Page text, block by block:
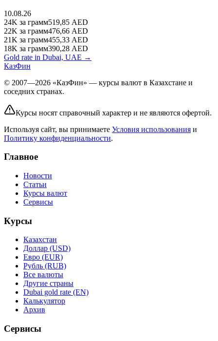
10.08.26
24K за грамм519,85 AED
22K за грамм476,66 AED
21K за грамм455,33 AED
18K за грамм390,28 AED
Gold rate in Dubai, UAE →
КазФин
© 2007—2026 «КазФин» — курсы валют в Казахстане и
соседних странах.
Курсы носят справочный характер и не являются офертой.
Используя сайт, вы принимаете Условия использования и
Политику конфиденциальности.
Главное
Новости
Статьи
Курсы валют
Сервисы
Курсы
Казахстан
Доллар (USD)
Евро (EUR)
Рубль (RUB)
Все валюты
Другие страны
Dubai gold rate (EN)
Калькулятор
Архив
Сервисы